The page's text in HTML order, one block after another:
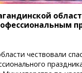
чествовали